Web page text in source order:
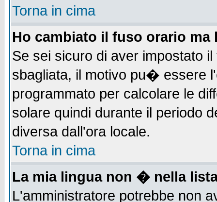
Torna in cima
Ho cambiato il fuso orario
Se sei sicuro di aver impostato
sbagliata, il motivo pu� essere
programmato per calcolare le
solare quindi durante il periodo
diversa dall'ora locale.
Torna in cima
La mia lingua non � nella
L'amministratore potrebbe non